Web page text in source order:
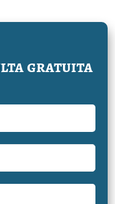
gratuita